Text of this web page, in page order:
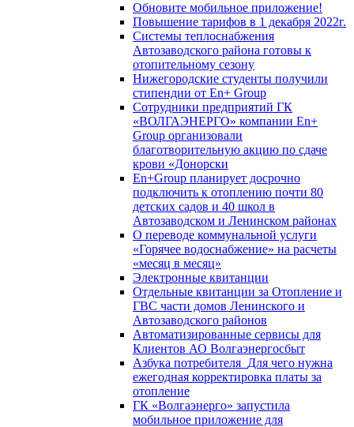
Обновите мобильное приложение!
Повышение тарифов в 1 декабря 2022г.
Системы теплоснабжения
Автозаводского района готовы к
отопительному сезону
Нижегородские студенты получили
стипендии от En+ Group
Сотрудники предприятий ГК
«ВОЛГАЭНЕРГО» компании En+
Group организовали
благотворительную акцию по сдаче
крови «Донорски
En+Group планирует досрочно
подключить к отоплению почти 80
детских садов и 40 школ в
Автозаводском и Ленинском районах
О переводе коммунальной услуги
«Горячее водоснабжение» на расчеты
«месяц в месяц»
Электронные квитанции
Отдельные квитанции за Отопление и
ГВС части домов Ленинского и
Автозаводского районов
Автоматизированные сервисы для
Клиентов АО Волгаэнергосбыт
Азбука потребителя_Для чего нужна
ежегодная корректировка платы за
отопление
ГК «Волгаэнерго» запустила
мобильное приложение для